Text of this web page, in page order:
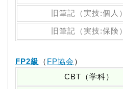
旧筆記（実技:個人）
旧筆記（実技:保険）
FP2級 （ FP協会 ）
CBT（学科）